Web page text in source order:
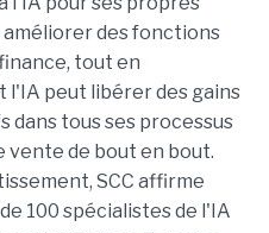
améliorer des fonctions
tout en
l'IA peut libérer des gains
tous ses processus
vente de bout en bout.
SCC affirme
100 spécialistes de l'IA